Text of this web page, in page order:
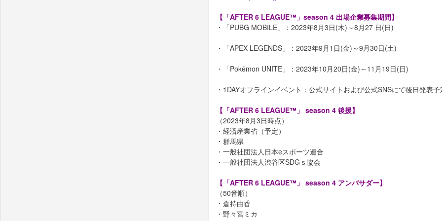
【「AFTER 6 LEAGUE™」season 4 出場企業募集期間】
・「PUBG MOBILE」：2023年8月3日(木)～8月27 日(日)
・「APEX LEGENDS」：2023年9月1日(金)～9月30日(土)
・「Pokēmon UNITE」：2023年10月20日(金)～11月19日(日)
・1DAYオフラインイベント：公式サイトおよび公式SNSにて後日発表予
【「AFTER 6 LEAGUE™」 season 4 後援】
（2023年8月3日時点）
・経済産業省（予定）
・群馬県
・一般社団法人日本eスポーツ連合
・一般社団法人渋谷区SDGｓ協会
【「AFTER 6 LEAGUE™」 season 4 アンバサダー】
（50音順）
・倉持由香
・野々宮ミカ